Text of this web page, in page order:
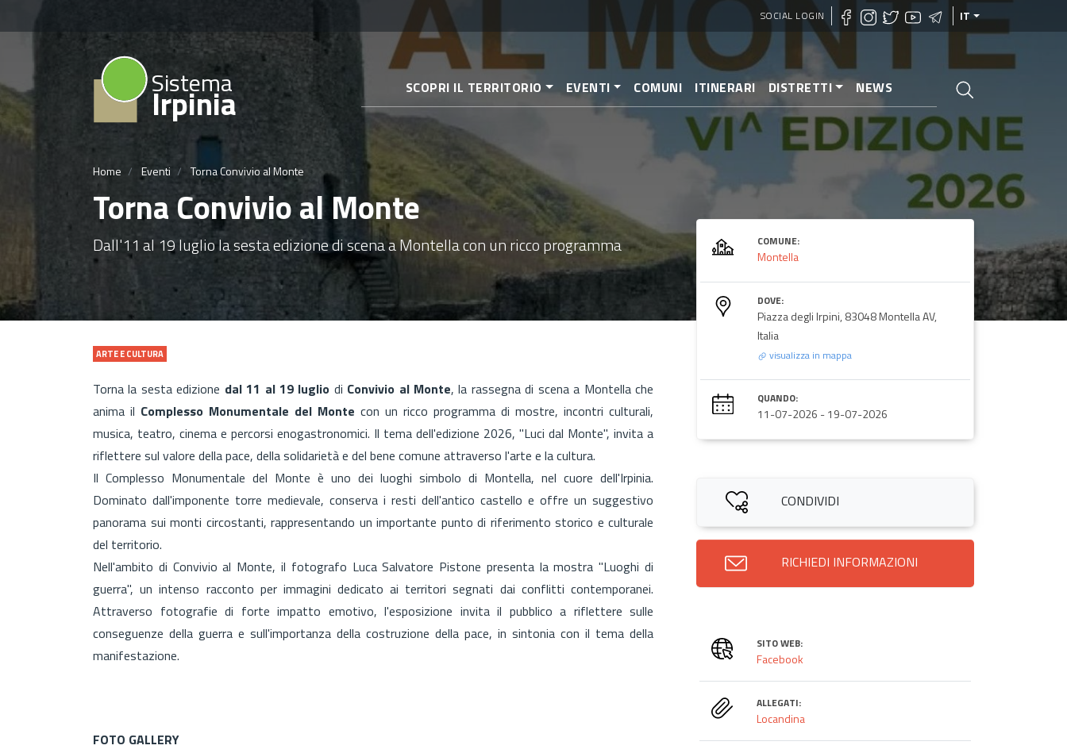
al
contenuto
principale
SOCIAL LOGIN IT
Sistema
Irpinia SCOPRI IL TERRITORIO EVENTI COMUNI ITINERARI DISTRETTI NEWS
Home Eventi Torna Convivio al Monte
Torna Convivio al Monte
Dall'11 al 19 luglio la sesta edizione di scena a Montella con un ricco programma
ARTE E CULTURA
Torna la sesta edizione dal 11 al 19 luglio di Convivio al Monte, la rassegna di scena a Montella che
anima il Complesso Monumentale del Monte con un ricco programma di mostre, incontri culturali,
musica, teatro, cinema e percorsi enogastronomici. Il tema dell'edizione 2026, "Luci dal Monte", invita a
riflettere sul valore della pace, della solidarietà e del bene comune attraverso l'arte e la cultura.
Il Complesso Monumentale del Monte è uno dei luoghi simbolo di Montella, nel cuore dell'Irpinia.
Dominato dall'imponente torre medievale, conserva i resti dell'antico castello e offre un suggestivo
panorama sui monti circostanti, rappresentando un importante punto di riferimento storico e culturale
del territorio.
Nell'ambito di Convivio al Monte, il fotografo Luca Salvatore Pistone presenta la mostra "Luoghi di
guerra", un intenso racconto per immagini dedicato ai territori segnati dai conflitti contemporanei.
Attraverso fotografie di forte impatto emotivo, l'esposizione invita il pubblico a riflettere sulle
conseguenze della guerra e sull'importanza della costruzione della pace, in sintonia con il tema della
manifestazione.
FOTO GALLERY
COMUNE:
Montella
DOVE:
Piazza degli Irpini, 83048 Montella AV,
Italia
visualizza in mappa
QUANDO:
11-07-2026 -19-07-2026
CONDIVIDI
RICHIEDI INFORMAZIONI
SITO WEB:
Facebook
ALLEGATI:
Locandina